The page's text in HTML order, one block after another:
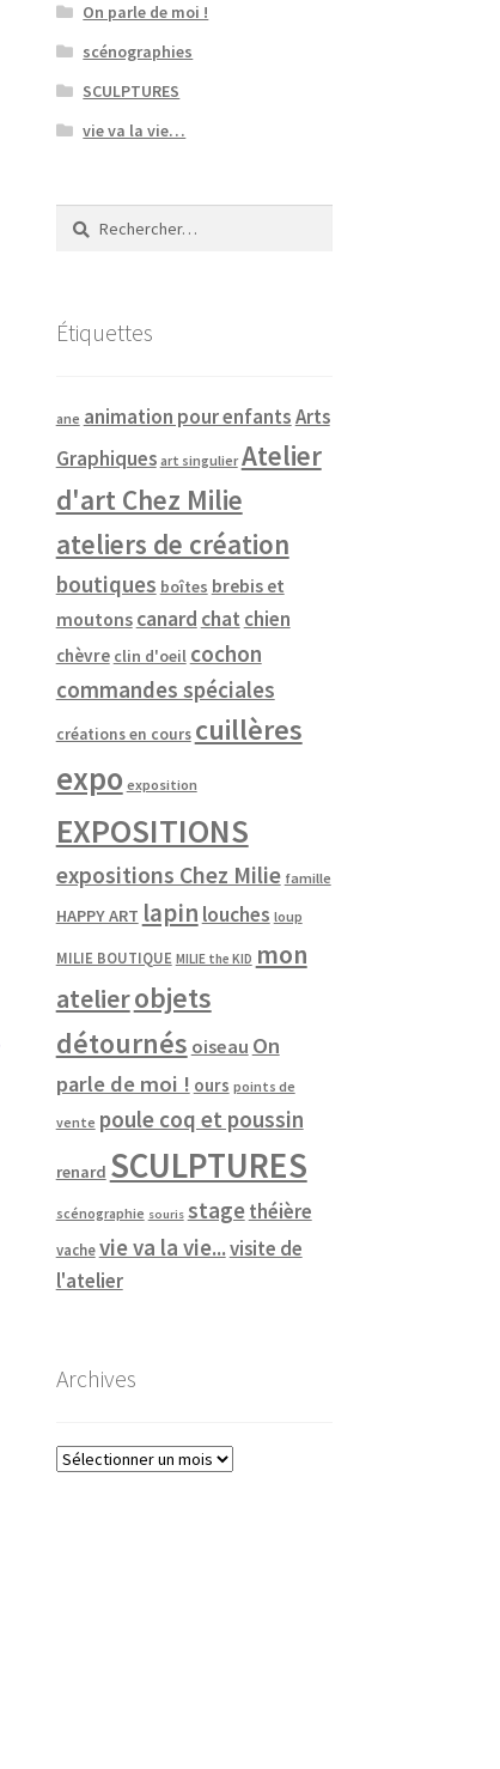
On parle de moi !
scénographies
SCULPTURES
vie va la vie…
Rechercher :
Étiquettes
ane animation pour enfantsArts
Graphiques art singulier Atelier
d'art Chez Milie
ateliers de création
boutiques boîtes brebis et
moutons canard chat chien
chèvre clin d'oeil cochon
commandes spéciales
créations en cours cuillères
expo exposition
EXPOSITIONS
expositions Chez Milie famille
HAPPY ART lapin louches loup
MILIE BOUTIQUE MILIE the KID mon
atelierobjets
détournés oiseau On
parle de moi ! ours points de
vente poule coq et poussin
renard SCULPTURES
scénographie souris stagethéière
vache vie va la vie...visite de
l'atelier
Archives
Archives